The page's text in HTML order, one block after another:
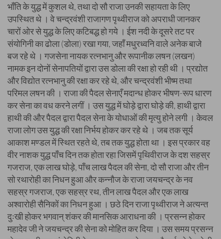
भाँति के युद्ध में कुशल थे, तथा दो सौ राजा उनकी सहायता के लिए
उपस्थित थे । वे चन्द्रवंशी राजागण पृथ्वीराज को अपराधी जानकर
चारों ओर से युद्ध के लिए कटिबद्ध हो गये । ईश नदी के दूसरे तट पर
संयोगिनी का ढोला (डोला) रखा गया, जहाँ मधुरध्वनि वाले अनेक बाजे
बज रहे थे । गजसेना नायक रत्नभानु और रूपानीक लषन (लखन)
नामक इन दोनों सेनापतियों द्वारा उस डोला की रक्षा हो रही थी । प्रद्योत
और विद्योत रत्नभानु की रक्षा कर रहे थे, और चन्द्रवंशी भीष्म तथा
परिमल लषन की । राजा की पैदल सेनाएँ मदान्ध होकर भीषण-रूप धारण
कर सेना का वध करने लगीं । उस युद्ध में घोड़े द्वारा घोड़े की, हाथी द्वारा
हाथी की और पैदल द्वारा पैदल सेना के योधाओं की मृत्यु होने लगी । केवल
राजा लोग उस युद्ध की रक्षा निर्भय होकर कर रहे थे । जब तक सूर्य
आकाश मण्डल में स्थित रहते थे, तब तक युद्ध होता था । इस प्रकार वह
वीर नाशक युद्ध पाँच दिन तक होता रहा जिसमें पृथिवीराज के दश सहस्र
गजराज, एक लाख घोड़े, पाँच लाख पैदल की सेना, दो सौ राजा और तीन
सो रथारोही का निधन हुआ और कन्नौज के राजा जयचन्द्र के नव
सहस्र गजराज, एक सहस्र रथ, तीन लाख पैदल और एक लाख
अश्वारोही सैनिकों का निधन हुआ । छठे दिन राजा पृथ्वीराज ने अत्यन्त
दुःखी होकर भगवान् शंकर की मानसिक आराधना की । प्रसन्न होकर
महादेव जी ने जयचन्द्र की सेना को मोहित कर दिया । उस समय प्रसन्न